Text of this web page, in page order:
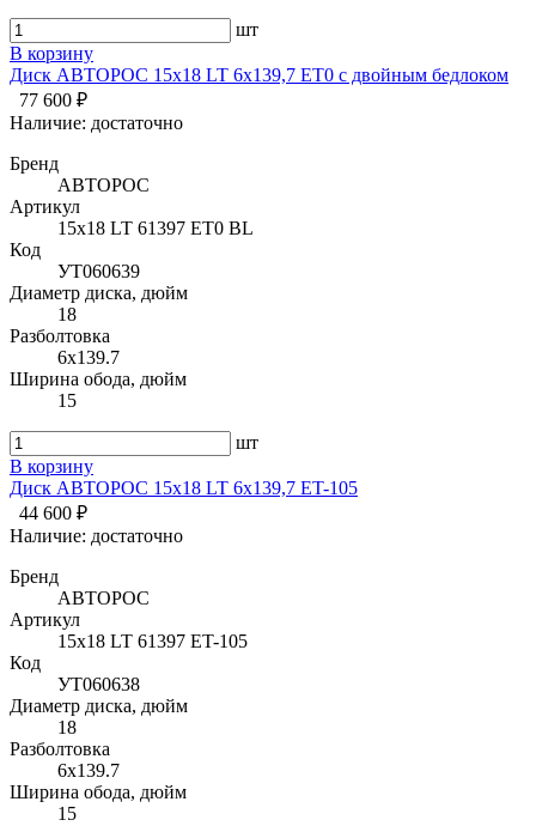
шт
В корзину
Диск АВТОРОС 15х18 LT 6х139,7 ET0 с двойным бедлоком
77 600 ₽
Наличие: достаточно
Бренд
АВТОРОС
Артикул
15х18 LT 61397 ET0 BL
Код
УТ060639
Диаметр диска, дюйм
18
Разболтовка
6x139.7
Ширина обода, дюйм
15
шт
В корзину
Диск АВТОРОС 15х18 LT 6х139,7 ET-105
44 600 ₽
Наличие: достаточно
Бренд
АВТОРОС
Артикул
15х18 LT 61397 ET-105
Код
УТ060638
Диаметр диска, дюйм
18
Разболтовка
6x139.7
Ширина обода, дюйм
15